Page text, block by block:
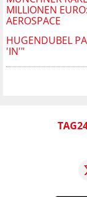
MILLIONEN
AEROSPACE
HUGENDUBEL
'IN'"